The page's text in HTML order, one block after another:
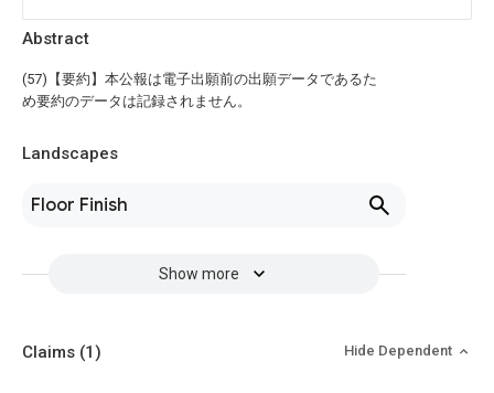
Abstract
(57)【要約】本公報は電子出願前の出願データであるた
め要約のデータは記録されません。
Landscapes
Floor Finish
Show more
Claims (1) Hide Dependent